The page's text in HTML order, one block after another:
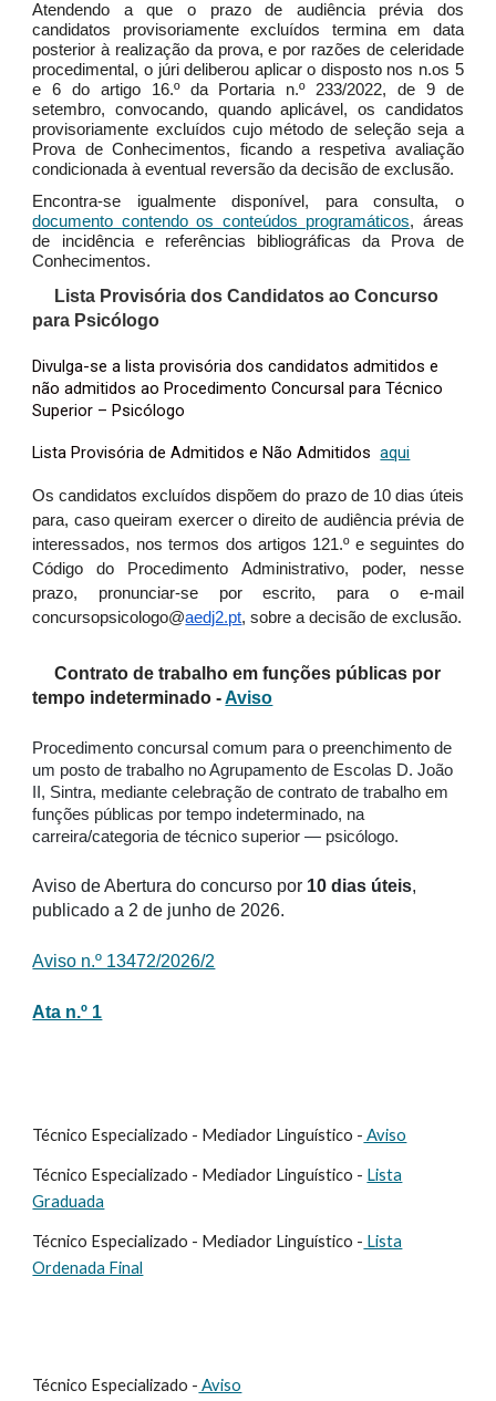
Atendendo a que o prazo de audiência prévia dos
candidatos provisoriamente excluídos termina em data
posterior à realização da prova, e por razões de celeridade
procedimental, o júri deliberou aplicar o disposto nos n.os 5
e 6 do artigo 16.º da Portaria n.º 233/2022, de 9 de
setembro, convocando, quando aplicável, os candidatos
provisoriamente excluídos cujo método de seleção seja a
Prova de Conhecimentos, ficando a respetiva avaliação
condicionada à eventual reversão da decisão de exclusão.
Encontra-se igualmente disponível, para consulta, o
documento contendo os conteúdos programáticos, áreas
de incidência e referências bibliográficas da Prova de
Conhecimentos.
Lista Provisória dos Candidatos ao Concurso
para Psicólogo
Divulga-se a lista provisória dos candidatos admitidos e
não admitidos ao Procedimento Concursal para Técnico
Superior – Psicólogo
Lista Provisória de Admitidos e Não Admitidosaqui
Os candidatos excluídos dispõem do prazo de 10 dias úteis
para, caso queiram exercer o direito de audiência prévia de
interessados, nos termos dos artigos 121.º e seguintes do
Código do Procedimento Administrativo, poder, nesse
prazo, pronunciar-se por escrito, para o e-mail
concursopsicologo@aedj2.pt, sobre a decisão de exclusão.
Contrato de trabalho em funções públicas por
tempo indeterminado -Aviso
Procedimento concursal comum para o preenchimento de
um posto de trabalho no Agrupamento de Escolas D. João
II, Sintra, mediante celebração de contrato de trabalho em
funções públicas por tempo indeterminado, na
carreira/categoria de técnico superior ― psicólogo.
Aviso de Abertura do concurso por 10 dias úteis,
publicado a 2 de junho de 2026.
Aviso n.º 13472/2026/2
Ata n.º 1
Técnico Especializado - Mediador Linguístico - Aviso
Técnico Especializado - Mediador Linguístico - Lista
Graduada
Técnico Especializado - Mediador Linguístico - Lista
Ordenada Final
Técnico Especializado - Aviso